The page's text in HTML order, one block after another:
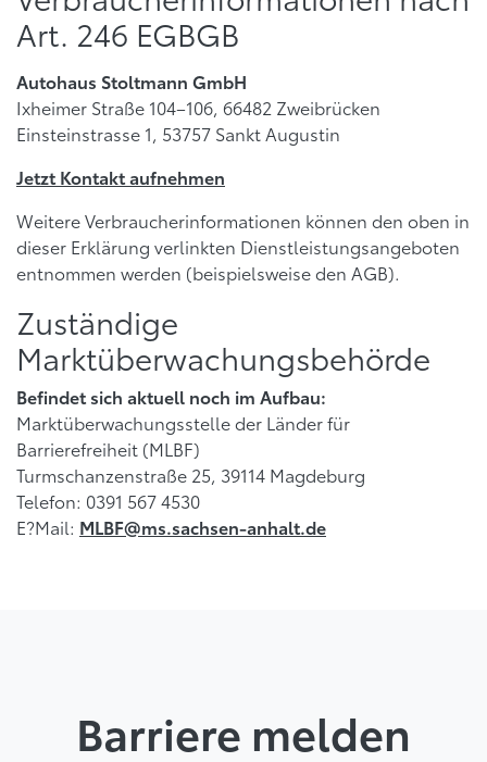
Art. 246 EGBGB
Autohaus Stoltmann GmbH
Ixheimer Straße 104–106, 66482 Zweibrücken
Einsteinstrasse 1, 53757 Sankt Augustin
Jetzt Kontakt aufnehmen
Weitere Verbraucherinformationen können den oben in
dieser Erklärung verlinkten Dienstleistungsangeboten
entnommen werden (beispielsweise den AGB).
Zuständige
Marktüberwachungsbehörde
Befindet sich aktuell noch im Aufbau:
Marktüberwachungsstelle der Länder für
Barrierefreiheit (MLBF)
Turmschanzenstraße 25, 39114 Magdeburg
Telefon: 0391 567 4530
E?Mail: MLBF@ms.sachsen-anhalt.de
Barriere melden